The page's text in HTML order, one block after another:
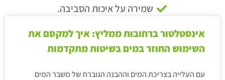
שמירה על איכות הסביבה.
אינסטלטור ברחובות ממליץ: איך למקסם את
השימוש החוזר במים בשיטות מתקדמות
עם העלייה בצריכת המים וההבנה הגוברת של משבר המים